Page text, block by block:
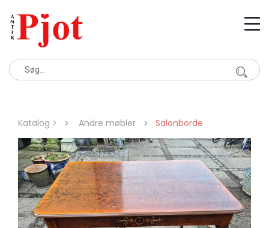
Katalog > Andre møbler Salonborde